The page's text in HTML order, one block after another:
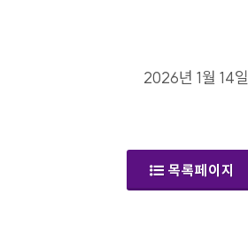
2026년 1월 14일
목록페이지